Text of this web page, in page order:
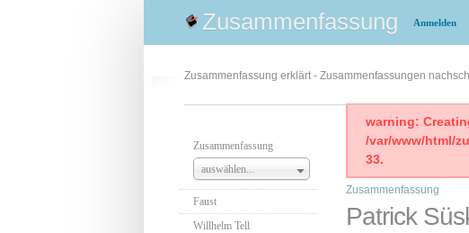
Zusammenfassung Anmelden
Zusammenfassung erklärt - Zusammenfassungen
Zusammenfassung
auswählen...
Faust
Willhelm Tell
warning:
/var/www/html/
33.
Zusammenfassung
Patrick